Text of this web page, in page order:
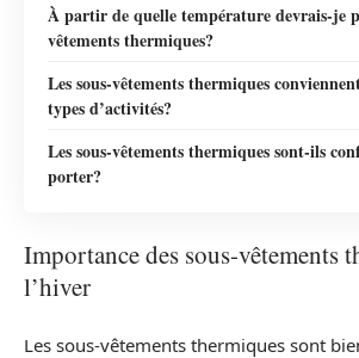
À partir de quelle température devrais-je
vêtements thermiques?
Les sous-vêtements thermiques
types d’activités?
Les sous-vêtements thermiques sont-ils
porter?
Importance des sous-vêtements
l’hiver
Les sous-vêtements thermiques sont